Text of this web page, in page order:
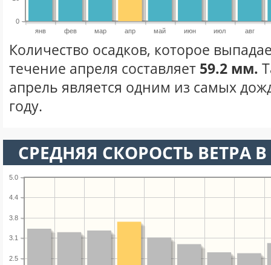
янв фев мар апр май июн июл авг
0
Количество осадков, которое
течение апреля составляет 59.2 мм.
апрель является одним из самых
году.
СРЕДНЯЯ СКОРОСТЬ ВЕТРА
2.5
3.1
3.8
4.4
5.0